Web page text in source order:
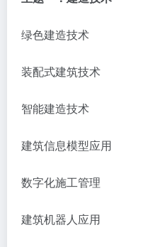
绿色建造技术
装配式建筑技术
智能建造技术
建筑信息模型应用
数字化施工管理
建筑机器人应用